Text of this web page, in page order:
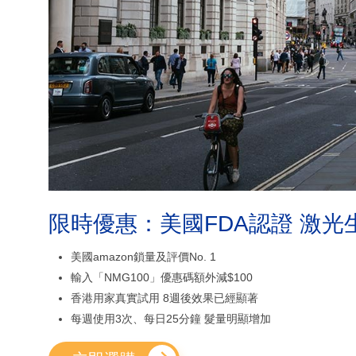
限時優惠：美國FDA認證 激光
美國amazon鎖量及評價No. 1
輸入「NMG100」優惠碼額外減$100
香港用家真實試用 8週後效果已經顯著
每週使用3次、每日25分鐘 髮量明顯增加